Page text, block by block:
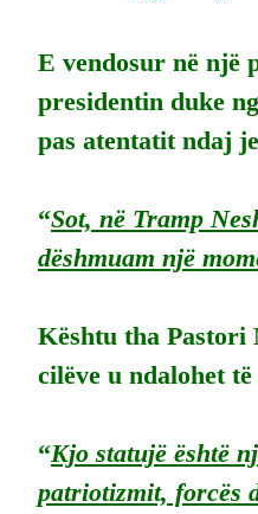
E vendosur në një
presidentin duke
pas atentatit ndaj
“Sot, në Tramp
dëshmuam një
Kështu tha
cilëve u ndalohet
“Kjo statujë është
patriotizmit, forcës